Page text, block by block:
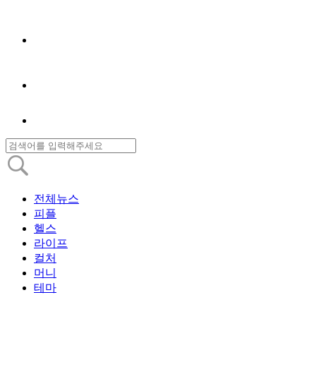
전체뉴스
피플
헬스
라이프
컬처
머니
테마